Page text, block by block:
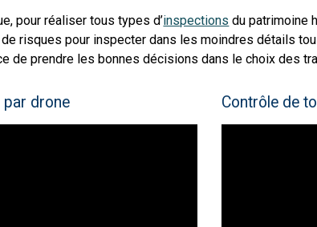
pour réaliser tous types d’inspections du patrimoine
risques pour inspecter dans les moindres détails
de prendre les bonnes décisions dans le choix des
drone Contrôle de